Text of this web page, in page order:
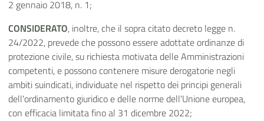
2 gennaio 2018, n. 1;
CONSIDERATO, inoltre, che il sopra citato decreto legge n.
24/2022, prevede che possono essere adottate ordinanze di
protezione civile, su richiesta motivata delle Amministrazioni
competenti, e possono contenere misure derogatorie negli
ambiti suindicati, individuate nel rispetto dei principi generali
dell'ordinamento giuridico e delle norme dell'Unione europea,
con efficacia limitata fino al 31 dicembre 2022;